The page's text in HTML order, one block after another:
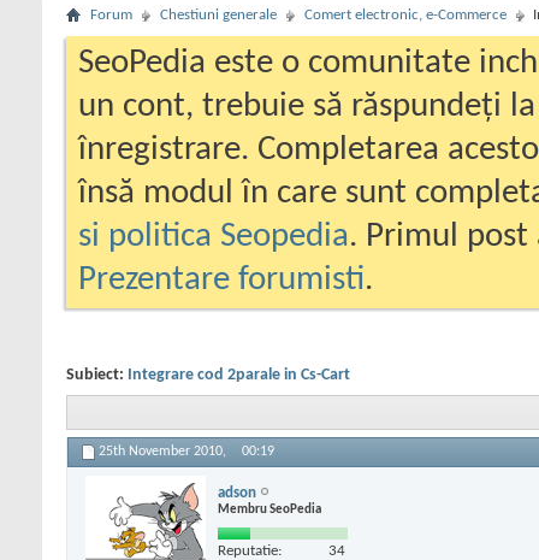
Forum Chestiuni generale Comert electronic, e-Commerce
SeoPedia este o comunitate
un cont, trebuie să răspundeți
înregistrare. Completarea
însă modul în care sunt
si politica Seopedia. Primul
Prezentare forumisti.
Subiect: Integrare cod 2parale in Cs-Cart
25th November 2010, 00:19
adson
Membru SeoPedia
Reputatie: 34